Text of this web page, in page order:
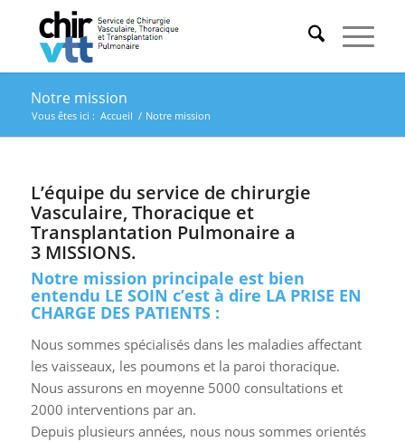
Notre mission
Vous êtes ici : Accueil / Notre mission
L’équipe du service de chirurgie
Vasculaire, Thoracique et
Transplantation Pulmonaire a
3 MISSIONS.
Notre mission principale est bien
entendu LE SOIN c’est à dire LA PRISE EN
CHARGE DES PATIENTS :
Nous sommes spécialisés dans les maladies affectant
les vaisseaux, les poumons et la paroi thoracique.
Nous assurons en moyenne 5000 consultations et
2000 interventions par an.
Depuis plusieurs années, nous nous sommes orientés